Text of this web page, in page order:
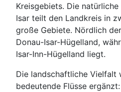
Kreisgebiets. Die natürliche
Isar teilt den Landkreis in
große Gebiete. Nördlich
Donau-Isar-Hügelland,
Isar-Inn-Hügelland liegt.
Die landschaftliche Vielfalt
bedeutende Flüsse